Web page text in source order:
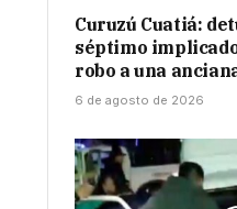
Curuzú Cuatiá:
séptimo
robo a una
6 de agosto de 2026